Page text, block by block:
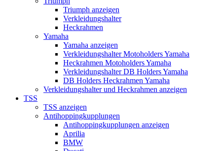
Triumph anzeigen
Verkleidungshalter
Heckrahmen
Yamaha
Yamaha anzeigen
Verkleidungshalter Motoholders Yamaha
Heckrahmen Motoholders Yamaha
Verkleidungshalter DB Holders Yamaha
DB Holders Heckrahmen Yamaha
Verkleidungshalter und Heckrahmen anzeigen
TSS
TSS anzeigen
Antihoppingkupplungen
Antihoppingkupplungen anzeigen
Aprilia
BMW